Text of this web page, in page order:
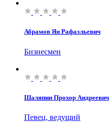
Абрамов Ян Рафаэльевич
Бизнесмен
Шаляпин Прохор Андреевич
Певец, ведущий